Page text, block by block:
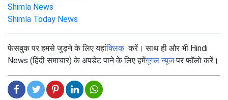
Shimla News
Shimla Today News
फेसबुक पर हमसे जुड़ने के लिए यहांक्लिककरें। साथ ही और भी Hindi
News (हिंदी समाचार) के अपडेट पाने के लिए हमेंगूगल न्यूजपर फॉलो करें।